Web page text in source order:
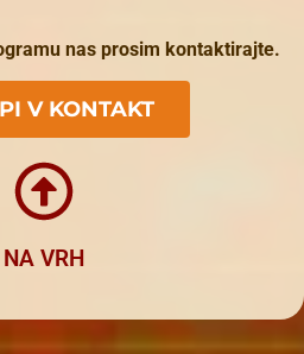
nas prosim kontaktirajte.
V KONTAKT
NA VRH